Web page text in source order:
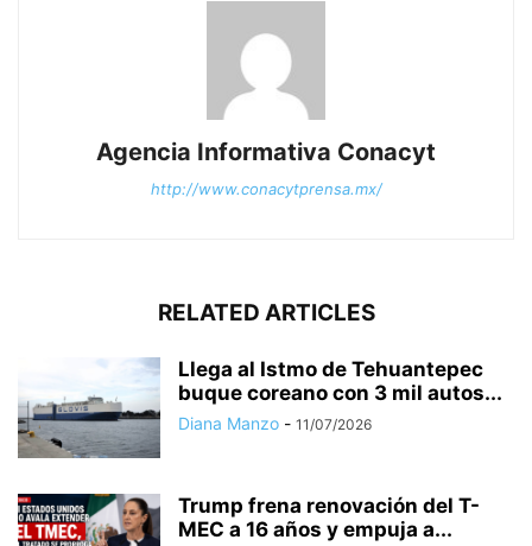
Agencia Informativa Conacyt
http://www.conacytprensa.mx/
RELATED ARTICLES
Llega al Istmo de Tehuantepec
buque coreano con 3 mil autos...
Diana Manzo - 11/07/2026
Trump frena renovación del T-
MEC a 16 años y empuja a...